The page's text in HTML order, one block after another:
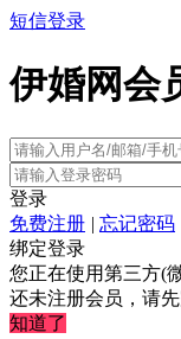
短信登录
伊婚网会
登录
免费注册 | 忘记密码
绑定登录
您正在使用第三方(
还未注册会员，请先
知道了